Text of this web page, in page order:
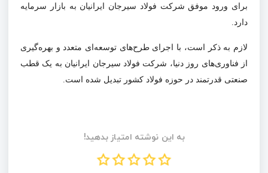
برای ورود موفق شرکت فولاد سیرجان ایرانیان به بازار سرمایه
دارد.
لازم به ذکر است، با اجرای طرح‌های توسعه‌ای متعدد و بهره‌گیری
از فناوری‌های روز دنیا، شرکت فولاد سیرجان ایرانیان به یک قطب
صنعتی قدرتمند در حوزه فولاد کشور تبدیل شده است
به این نوشته امتیاز بدهید!